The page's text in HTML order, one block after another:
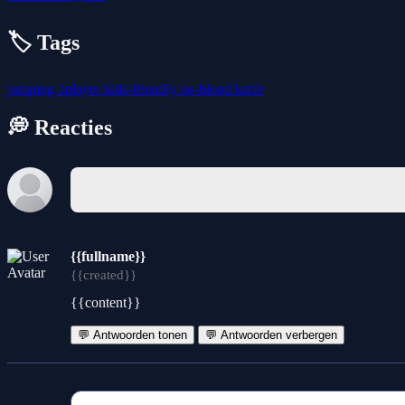
🏷️ Tags
jumping 1playerkids-friendly no-blood knife
💭 Reacties
{{fullname}}
{{created}}
{{content}}
💬 Antwoorden tonen 💬 Antwoorden verbergen